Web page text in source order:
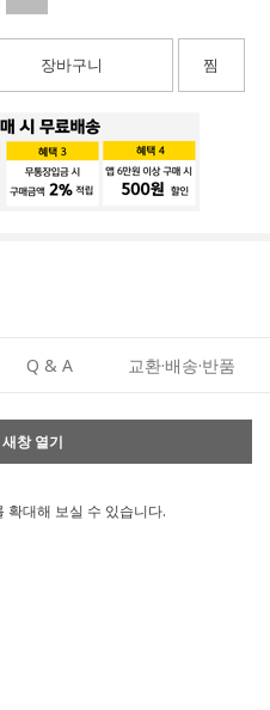
장바구니 찜
Q & A 교환·배송·반품
창 열기
확대해 보실 수 있습니다.